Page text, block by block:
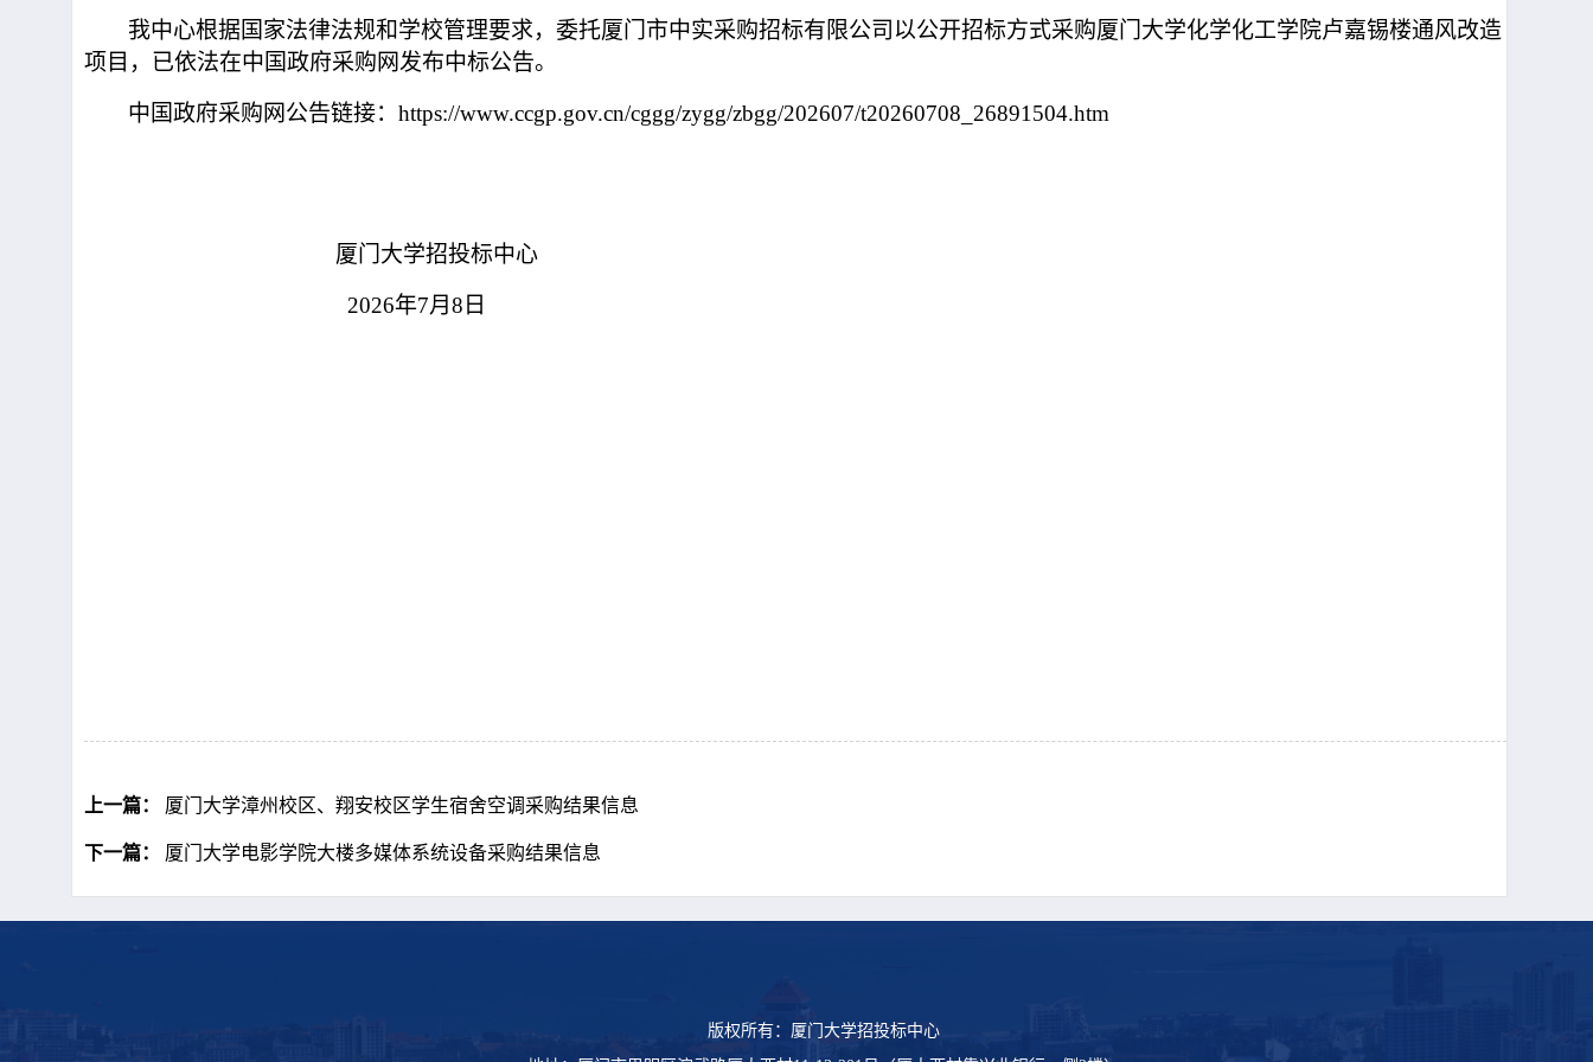
我中心根据国家法律法规和学校管理要求， 委托厦门市中实采购招标有限公司以公开招标方式采购厦门大学化学化工学院卢嘉锡楼通风改造
项 目，已依法在中国政府采购网发布中标公告。
中国政府采购网公告链接： https://www.ccgp.gov.cn/cggg/zygg/zbgg/202607/t20260708_26891504.htm
厦门大学招投标中心
2026年7月8 日
上一篇： 厦门大学漳州校区、翔安校区学生宿舍空调采购结果信息
下一篇： 厦门大学电影学院大楼多媒体系统设备采购结果信息
版权所有：厦门大学招投标中心